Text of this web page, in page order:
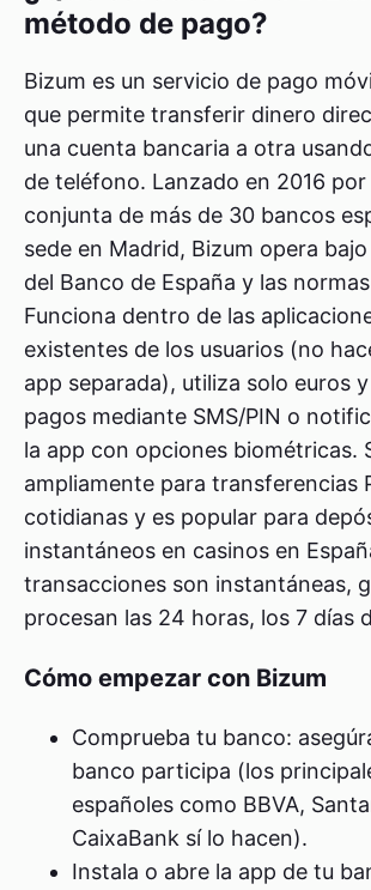
método de pago?
Bizum es un servicio de pago
que permite transferir dinero
una cuenta bancaria a otra
de teléfono. Lanzado en 2016 por
conjunta de más de 30 bancos
sede en Madrid, Bizum opera
del Banco de España y las
Funciona dentro de las
existentes de los usuarios (no
app separada), utiliza solo euros
pagos mediante SMS/PIN o
la app con opciones biométricas.
ampliamente para transferencias
cotidianas y es popular para
instantáneos en casinos en
transacciones son instantáneas,
procesan las 24 horas, los 7 días
Cómo empezar con Bizum
Comprueba tu banco:
banco participa (los
españoles como BBVA,
CaixaBank sí lo hacen).
Instala o abre la app de tu